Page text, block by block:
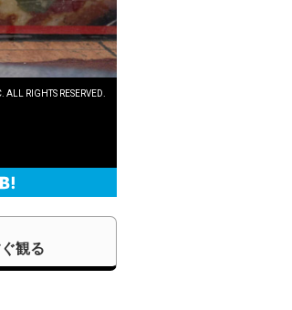
RIGHTS RESERVED.
観る